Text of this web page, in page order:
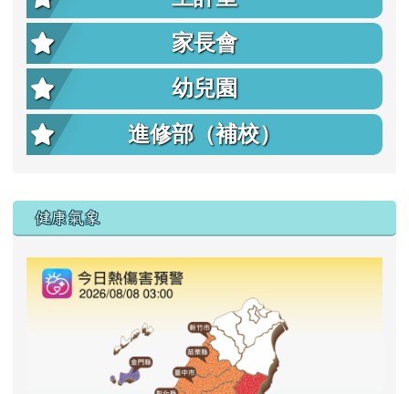
家長會
幼兒園
進修部（補校）
右邊區域內容
健康氣象